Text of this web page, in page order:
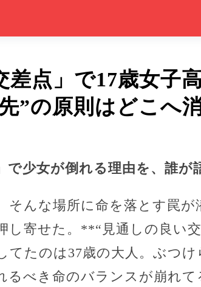
点」で17歳女子
”の原則はどこへ
で少女が倒れる理由を、誰が
そんな場所に命を落とす罠
し寄せた。**“見通しの良い
たのは37歳の大人。ぶつ
るべき命のバランスが崩れて